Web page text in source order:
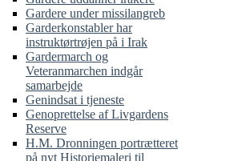
Gardere under missilangreb
Garderkonstabler har
instruktørtrøjen på i Irak
Gardermarch og
Veteranmarchen indgår
samarbejde
Genindsat i tjeneste
Genoprettelse af Livgardens
Reserve
H.M. Dronningen portrætteret
på nyt Historiemaleri til